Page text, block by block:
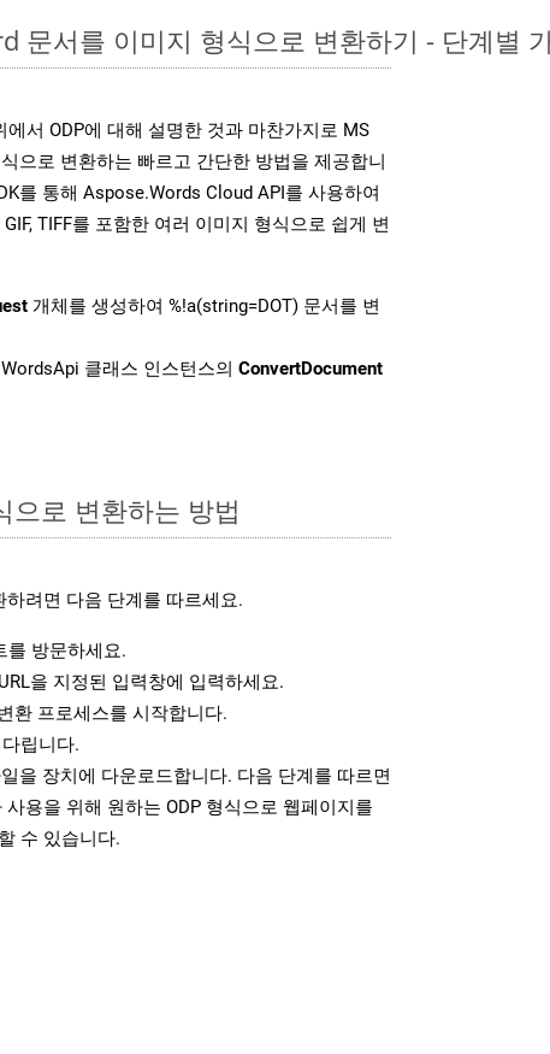
문서를 이미지 형식으로 변환하기 - 단계별
서 ODP에 대해 설명한 것과 마찬가지로 MS
으로 변환하는 빠르고 간단한 방법을 제공합니
를 통해 Aspose.Words Cloud API를 사용하여
GIF, TIFF를 포함한 여러 이미지 형식으로 쉽게 변
개체를 생성하여 %!a(string=DOT) 문서를 변
클래스 인스턴스의 ConvertDocument
으로 변환하는 방법
하려면 다음 단계를 따르세요.
를 방문하세요.
을 지정된 입력창에 입력하세요.
환 프로세스를 시작합니다.
립니다.
을 장치에 다운로드합니다. 다음 단계를 따르면
용을 위해 원하는 ODP 형식으로 웹페이지를
수 있습니다.